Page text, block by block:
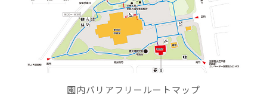
園内バリアフリールートマップ